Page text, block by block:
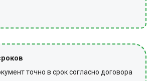
точно в срок согласно договора